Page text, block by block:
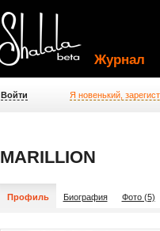
Журнал
Войти Я новенький,
MARILLION
Профиль Биография Фото (5)